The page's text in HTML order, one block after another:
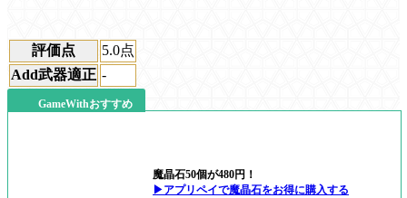
評価点 5.0点
Add武器適正 -
GameWithおすすめ
魔晶石50個が480円！
▶アプリペイで魔晶石をお得に購入する